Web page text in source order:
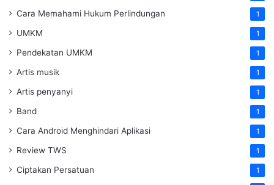
Cara Memahami Hukum Perlindungan 1
UMKM 1
Pendekatan UMKM 1
Artis musik 1
Artis penyanyi 1
Band 1
Cara Android Menghindari Aplikasi 1
Review TWS 1
Ciptakan Persatuan 1